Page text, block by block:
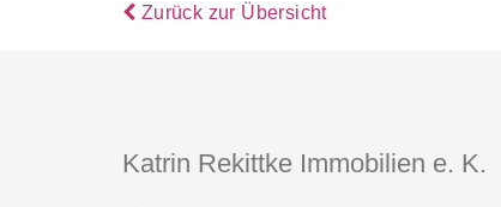
Zurück zur Übersicht
Katrin Rekittke Immobilien e. K.